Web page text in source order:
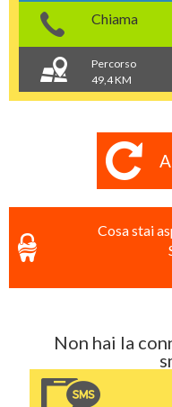
Chiama
Percorso
49,4 KM
Cosa stai
Non hai la